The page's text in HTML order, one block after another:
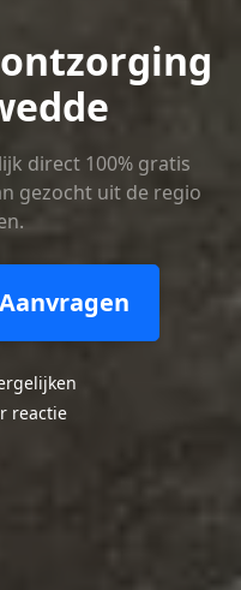
direct 100% gratis
gezocht uit de regio
reactie